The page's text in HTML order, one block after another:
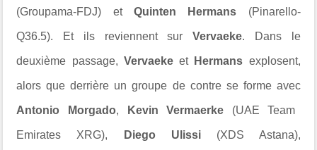
(Groupama-FDJ) et Quinten Hermans (Pinarello-
Q36.5). Et ils reviennent surVervaeke. Dans le
deuxième passage, Vervaekeet Hermans explosent,
alors que derrière un groupe de contre se forme avec
Antonio Morgado, Kevin Vermaerke (UAE Team
Emirates XRG), Diego Ulissi (XDS Astana),